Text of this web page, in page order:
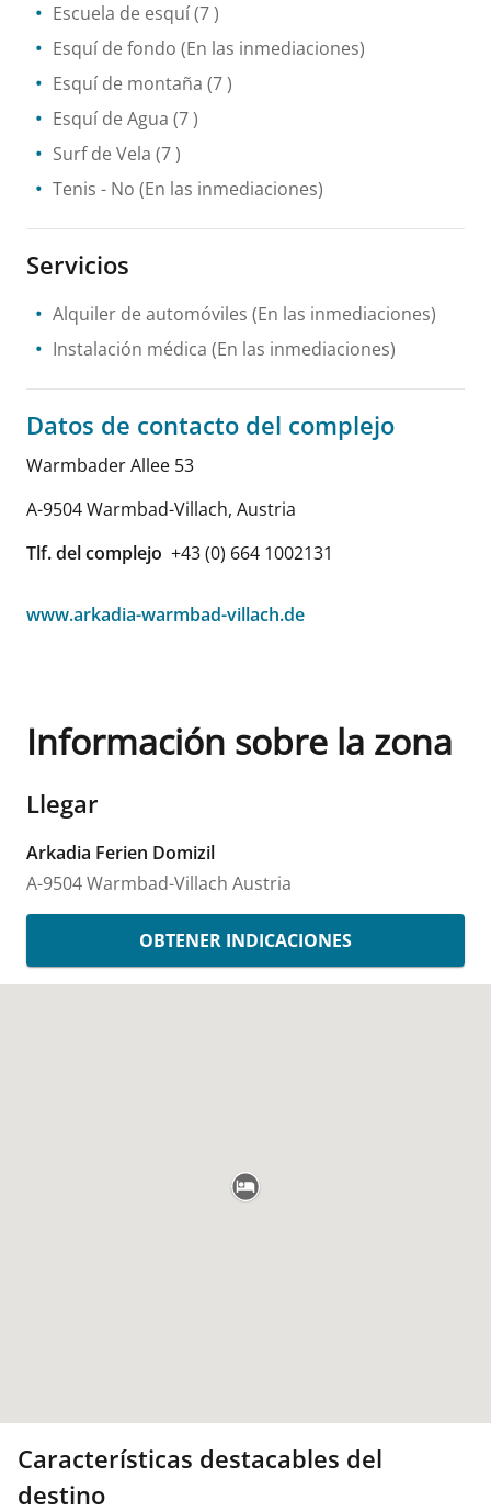
Escuela de esquí(7 )
Esquí de fondo (En las inmediaciones)
Esquí de montaña (7 )
Esquí de Agua (7 )
Surf de Vela (7 )
Tenis - No (En las inmediaciones)
Servicios
Alquiler de automóviles (En las inmediaciones)
Instalación médica (En las inmediaciones)
Datos de contacto del complejo
Warmbader Allee 53
A-9504 Warmbad-Villach, Austria
Tlf. del complejo +43 (0) 664 1002131
www.arkadia-warmbad-villach.de
Información sobre la zona
Llegar
Arkadia Ferien Domizil
A-9504 Warmbad-Villach Austria
OBTENER INDICACIONES
Características destacables del
destino